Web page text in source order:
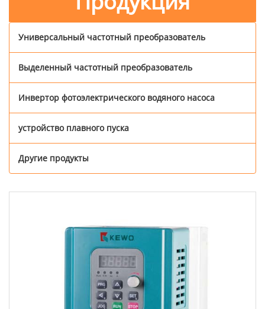
Универсальный частотный преобразователь
Выделенный частотный преобразователь
Инвертор фотоэлектрического водяного насоса
устройство плавного пуска
Другие продукты